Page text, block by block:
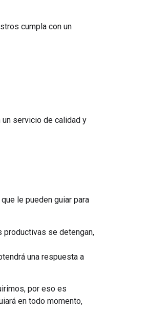
cumpla con un
servicio de calidad y
le pueden guiar para
productivas se detengan,
una respuesta a
por eso es
en todo momento,